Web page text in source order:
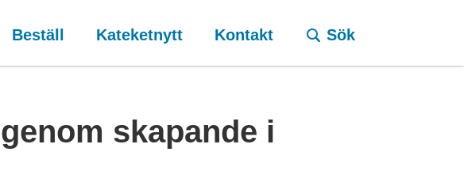
Beställ Kateketnytt Kontakt Sök
skapande i